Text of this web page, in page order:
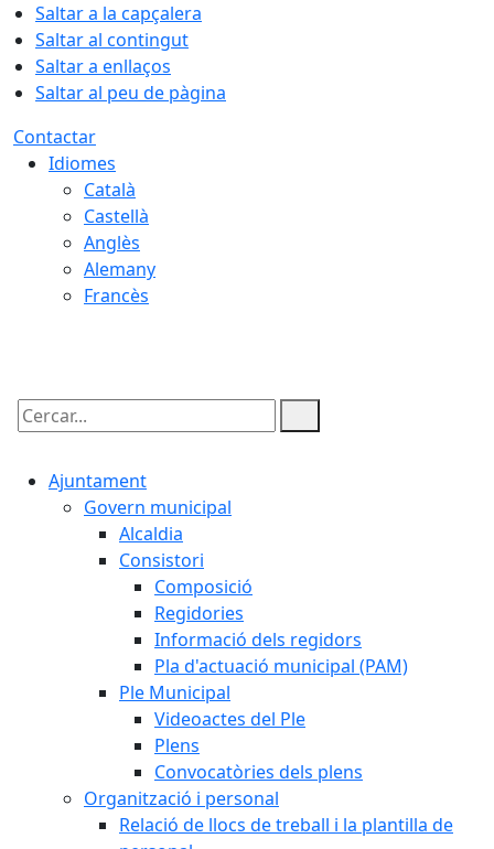
Saltar a la capçalera
Saltar al contingut
Saltar a enllaços
Saltar al peu de pàgina
Contactar
Idiomes
Català
Castellà
Anglès
Alemany
Francès
Cercar:
Ajuntament
Govern municipal
Alcaldia
Consistori
Composició
Regidories
Informació dels regidors
Pla d'actuació municipal (PAM)
Ple Municipal
Videoactes del Ple
Plens
Convocatòries dels plens
Organització i personal
Relació de llocs de treball i la plantilla de